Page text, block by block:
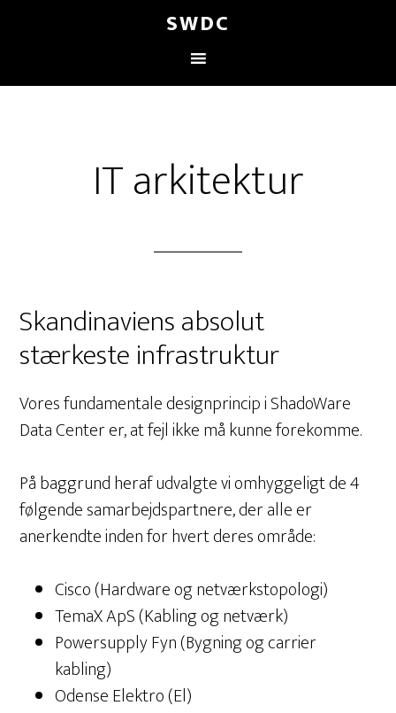
SWDC
IT arkitektur
Skandinaviens absolut
stærkeste infrastruktur
Vores fundamentale designprincip i ShadoWare
Data Center er, at fejl ikke må kunne forekomme.
På baggrund heraf udvalgte vi omhyggeligt de 4
følgende samarbejdspartnere, der alle er
anerkendte inden for hvert deres område:
Cisco (Hardware og netværkstopologi)
TemaX ApS (Kabling og netværk)
Powersupply Fyn (Bygning og carrier
kabling)
Odense Elektro (El)